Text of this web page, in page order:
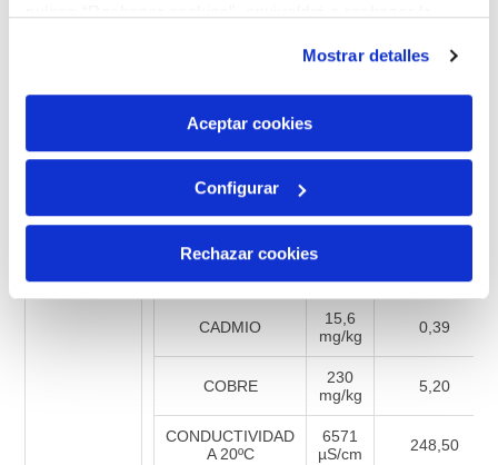
son indispensables para que el sitio web funcione y que
por tanto no se pueden desactivar. Puedes consultar
más información en nuestraPolítica de Cookies
Mostrar detalles
Aceptar cookies
Configurar
Rechazar cookies
Lote LD 43
Frasco topacio 65 ml
Origen EDAR
Parámetro Valor Incertidumbre
mg/kg
CADMIO
15,6
mg/kg
0,39
COBRE
230
mg/kg
5,20
CONDUCTIVIDAD
A 20ºC
6571
µS/cm
248,50